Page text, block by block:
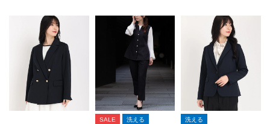
洗濯：洗濯機使用可能(ネット使用)
※照明の関係により、実際よりも色味が違って見える場合、
また、パソコンやスマートフォンなどの環境により、若干製品と画像のカラ
ーが異なる場合もございます。
予めご了承ください。
※同じカラー名でも商品により色が異なりますので、予めご了承ください。
SALE 洗える 洗える